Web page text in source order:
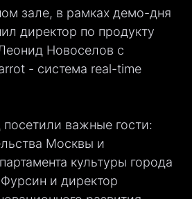
зале, в рамках демо-дня
директор по продукту
Новоселов с
- система real-time
важные гости:
Москвы и
культуры города
и директор